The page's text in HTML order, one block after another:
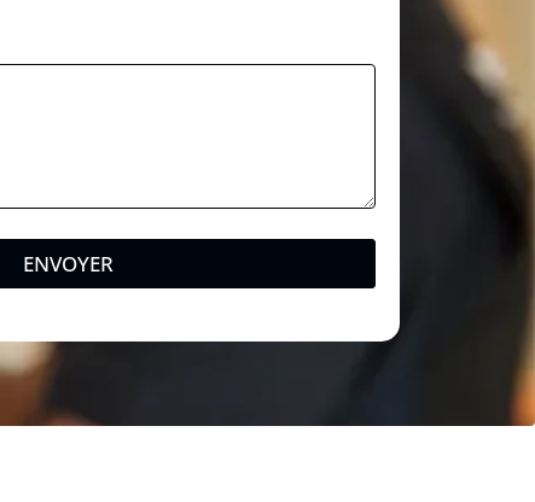
ENVOYER